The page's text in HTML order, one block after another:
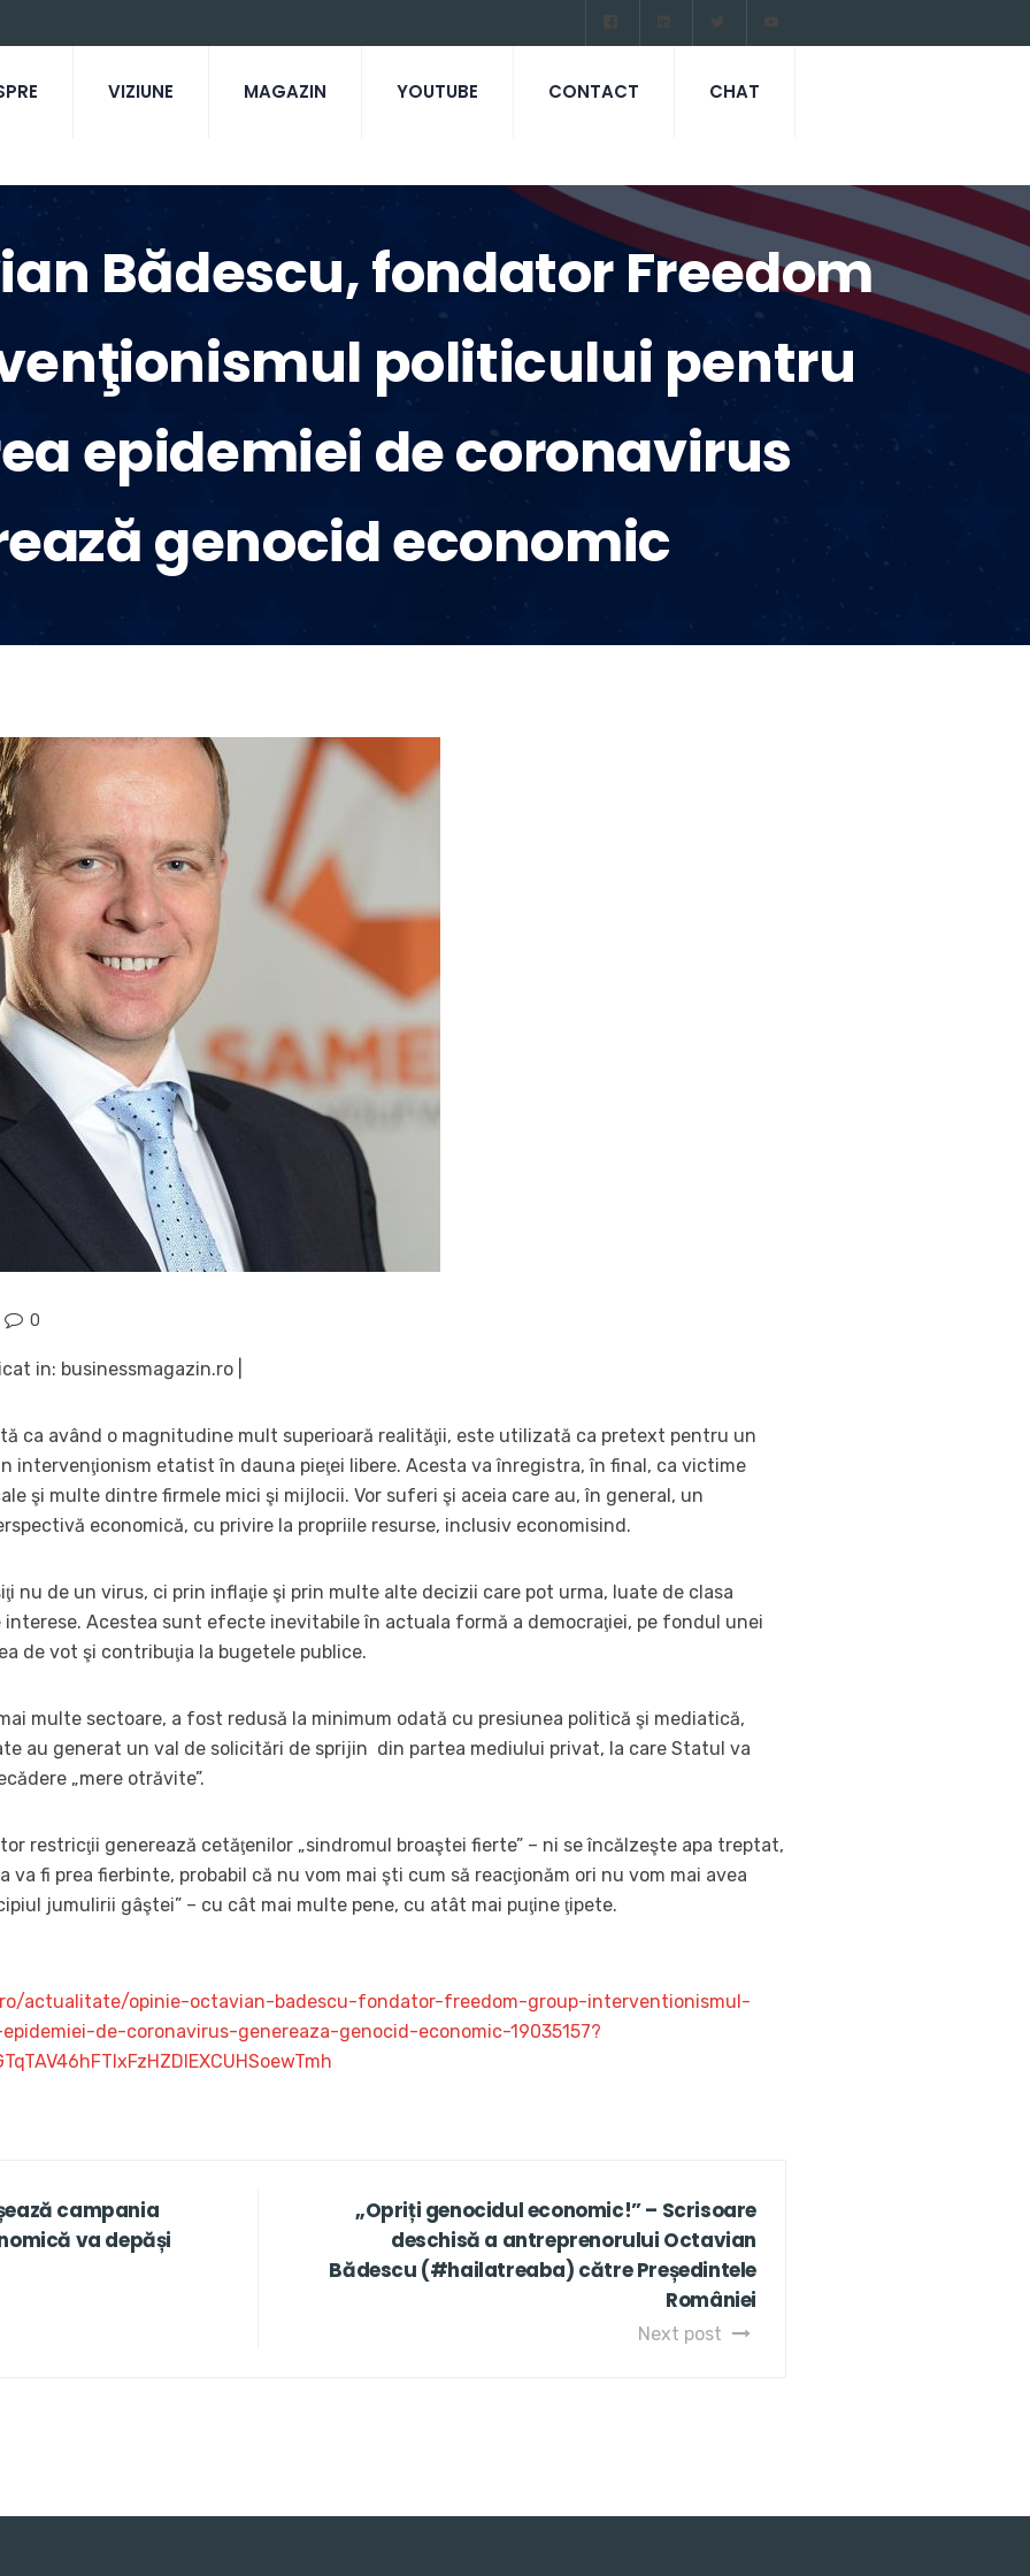
VIZIUNE MAGAZIN YOUTUBE CONTACT CHAT
Bădescu, fondator Freedom
politicului pentru
epidemiei de coronavirus
genocid economic
0
in: businessmagazin.ro |
ca având o magnitudine mult superioară realităţii, este utilizată ca pretext pentru un
intervenţionism etatist în dauna pieţei libere. Acesta va înregistra, în final, ca victime
şi multe dintre firmele mici şi mijlocii. Vor suferi şi aceia care au, în general, un
economică, cu privire la propriile resurse, inclusiv economisind.
nu de un virus, ci prin inflaţie şi prin multe alte decizii care pot urma, luate de clasa
Acestea sunt efecte inevitabile în actuala formă a democraţiei, pe fondul unei
de vot şi contribuţia la bugetele publice.
multe sectoare, a fost redusă la minimum odată cu presiunea politică şi mediatică,
au generat un val de solicitări de sprijin din partea mediului privat, la care Statul va
„mere otrăvite”.
restricţii generează cetăţenilor „sindromul broaştei fierte” – ni se încălzeşte apa treptat,
va fi prea fierbinte, probabil că nu vom mai şti cum să reacţionăm ori nu vom mai avea
jumulirii gâştei” – cu cât mai multe pene, cu atât mai puţine ţipete.
actualitate/opinie-octavian-badescu-fondator-freedom-group-interventionismul-
de-coronavirus-genereaza-genocid-economic-19035157?
campania
va depăși
„Opriți genocidul economic!” – Scrisoare
deschisă a antreprenorului Octavian
Bădescu (#hailatreaba) către Președintele
României
Next post